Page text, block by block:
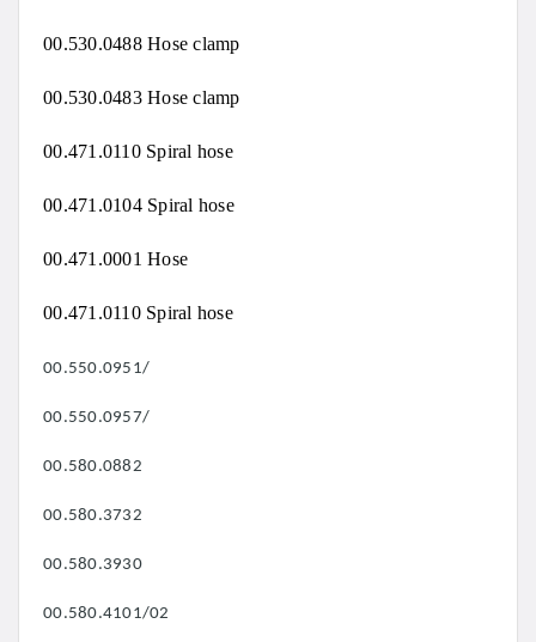
00.530.0488 Hose clamp
00.530.0483 Hose clamp
00.471.0110 Spiral hose
00.471.0104 Spiral hose
00.471.0001 Hose
00.471.0110 Spiral hose
00.550.0951/
00.550.0957/
00.580.0882
00.580.3732
00.580.3930
00.580.4101/02